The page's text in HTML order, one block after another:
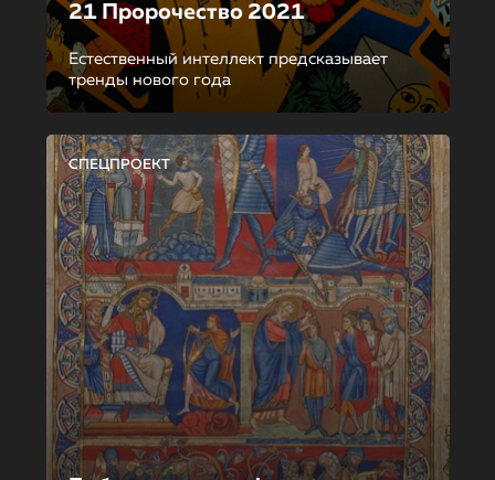
21 Пророчество 2021
Естественный интеллект предсказывает
тренды нового года
СПЕЦПРОЕКТ